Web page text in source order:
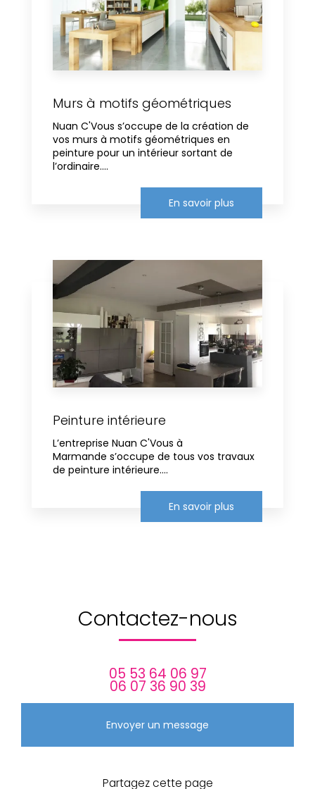
Murs à motifs géométriques
Nuan C'Vous s’occupe de la création de
vos murs à motifs géométriques en
peinture pour un intérieur sortant de
l’ordinaire....
En savoir plus
Peinture intérieure
L’entreprise Nuan C'Vous à
Marmande s’occupe de tous vos travaux
de peinture intérieure....
En savoir plus
Contactez-nous
05 53 64 06 97
06 07 36 90 39
Envoyer un message
Partagez cette page